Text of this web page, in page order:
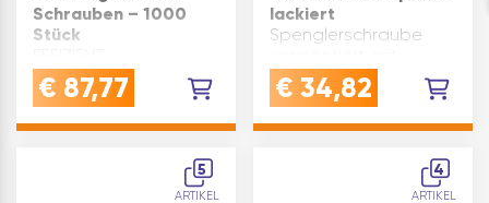
Schrauben – 1000
Stück
magazinierte
Schnellbauschrauben
Unterkonstruktionen -
ideal für schnelles und
€ 87,77
lackiert
Spenglerschraube
witterungsbeständiger
aufvulkanisierter
Außenbereich und in
€ 34,82
5
ARTIKEL
4
ARTIKEL